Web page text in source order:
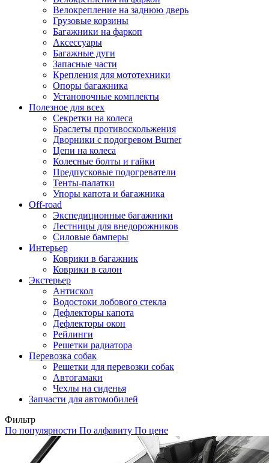
Велокрепление на заднюю дверь
Грузовые корзины
Багажники на фаркоп
Аксессуары
Багажные дуги
Запасные части
Крепления для мототехники
Опоры багажника
Установочные комплекты
Полезное для всех
Секретки на колеса
Браслеты противоскольжения
Дворники с подогревом Burner
Цепи на колеса
Колесные болты и гайки
Предпусковые подогреватели
Тенты-палатки
Упоры капота и багажника
Off-road
Экспедиционные багажники
Лестницы для внедорожников
Силовые бамперы
Интерьер
Коврики в багажник
Коврики в салон
Экстерьер
Антискол
Водостоки лобового стекла
Дефлекторы капота
Дефлекторы окон
Рейлинги
Решетки радиатора
Перевозка собак
Решетки для перевозки собак
Автогамаки
Чехлы на сиденья
Запчасти для автомобилей
Фильтр
По популярности По алфавиту По цене